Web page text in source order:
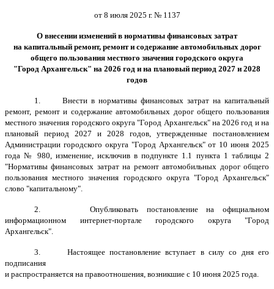
от 8 июля 2025 г. № 1137
О внесении изменений в нормативы финансовых затрат
на капитальный ремонт, ремонт и содержание автомобильных дорог
общего пользования местного значения городского округа
"Город Архангельск" на 2026 год и на плановый период 2027 и 2028
годов
1. Внести в нормативы финансовых затрат на капитальный
ремонт, ремонт и содержание автомобильных дорог общего пользования
местного значения городского округа "Город Архангельск" на 2026 год и на
плановый период 2027 и 2028 годов, утвержденные постановлением
Администрации городского округа "Город Архангельск" от 10 июня 2025
года № 980, изменение, исключив в подпункте 1.1 пункта 1 таблицы 2
"Нормативы финансовых затрат на ремонт автомобильных дорог общего
пользования местного значения городского округа "Город Архангельск"
слово "капитальному".
2. Опубликовать постановление на официальном
информационном интернет-портале городского округа "Город
Архангельск".
3. Настоящее постановление вступает в силу со дня его
подписания
и распространяется на правоотношения, возникшие с 10 июня 2025 года.